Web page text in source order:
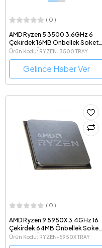
( 0 )
AMD Ryzen 5 3500 3.6GHz 6
Çekirdek 16MB Önbellek Soket
AM4 Tray İşlemci
Ürün Kodu: RYZEN-3500 TRAY
Gelince Haber Ver
( 0 )
AMD Ryzen 9 5950X 3.4GHz 16
Çekirdek 64MB Önbellek Soket
AM4 Tray İşlemci
Ürün Kodu: RYZEN-5950X TRAY